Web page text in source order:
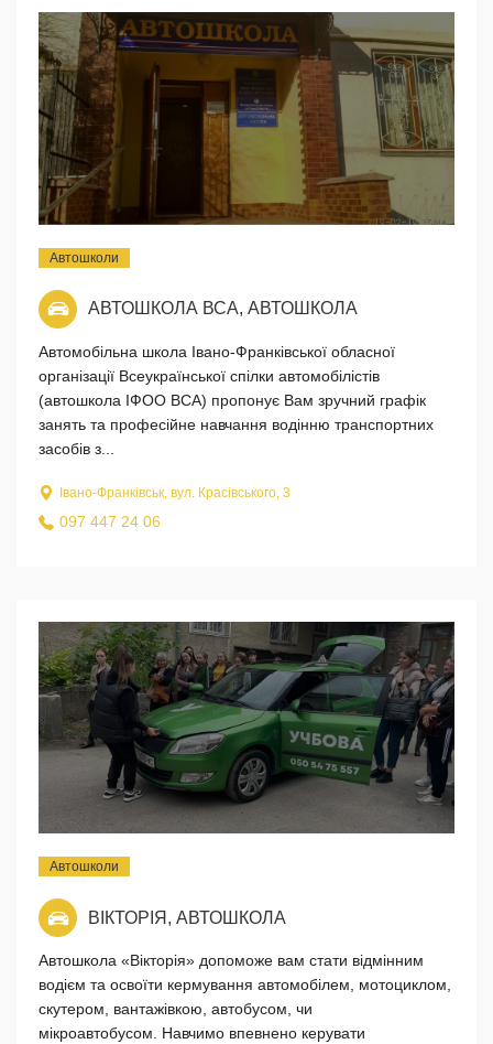
Автошколи
АВТОШКОЛА ВСА, АВТОШКОЛА
Автомобільна школа Івано-Франківської обласної
організації Всеукраїнської спілки автомобілістів
(автошкола ІФОО ВСА) пропонує Вам зручний графік
занять та професійне навчання водінню транспортних
засобів з...
Івано-Франківськ, вул. Красівського, 3
097 447 24 06
Автошколи
ВІКТОРІЯ, АВТОШКОЛА
Автошкола «Вікторія» допоможе вам стати відмінним
водієм та освоїти кермування автомобілем, мотоциклом,
скутером, вантажівкою, автобусом, чи
мікроавтобусом. Навчимо впевнено керувати